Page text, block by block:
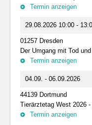
Termin anzeigen
29.08.2026 10:00 -
01257 Dresden
Der Umgang mit Tod
Termin anzeigen
04.09. - 06.09.2026
44139 Dortmund
Tierärztetag West 2026
Termin anzeigen